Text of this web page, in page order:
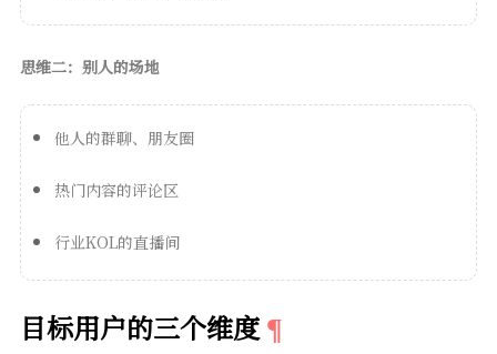
思维二：别人的场地
他人的群聊、朋友圈
热门内容的评论区
行业KOL的直播间
目标用户的三个维度